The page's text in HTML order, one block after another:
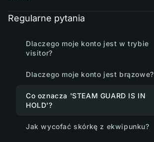
Regularne pytania
Dlaczego moje konto jest w trybie
visitor?
Dlaczego moje konto jest brązowe?
Co oznacza 'STEAM GUARD IS IN
HOLD'?
Jak wycofać skórkę z ekwipunku?